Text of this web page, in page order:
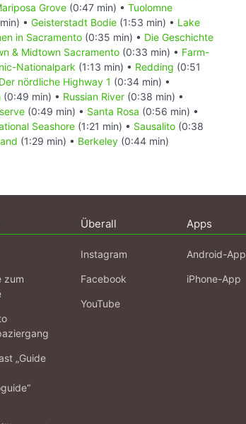
Grove (0:47 min) • Tuolomne
• Geisterstadt Bodie (1:53 min) • Lake
in Sacramento (0:35 min) • Die Geschichte
& Midtown Sacramento (0:33 min) • Farm-
Nationalpark (1:13 min) • Redding (0:51
Der nördliche Highway 1 (0:34 min) •
(0:49 min) • Russian River (0:38 min) •
(0:49 min) • Santa Rosa (0:56 min) •
Seashore (1:21 min) • Sausalito (0:38
(1:29 min) • Berkeley (0:44 min)
zum
„Guide
Überall
Instagram
Facebook
YouTube
Apps
Android-App
iPhone-App